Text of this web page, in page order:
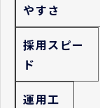
やすさ
採用スピー
ド
運用工